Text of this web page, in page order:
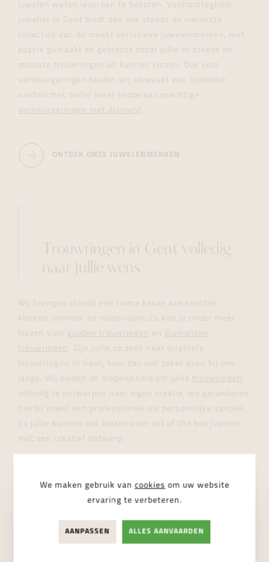
juwelen weten iedereen te bekoren. Vanhoutteghem
juwelier in Gent biedt dan ook steeds de nieuwste
collecties van de meest exclusieve juwelenmerken, met
passie gemaakt en gebracht zodat jullie er steeds de
mooiste trouwringen uit kunnen kiezen. Ook voor
verlovingsringen bieden wij steevast een bijzonder
aanbod met onder meer keuze aan prachtige
verlovingsringen met diamant .
ONTDEK ONZE JUWELENMERKEN
Trouwringen in Gent volledig
naar jullie wens
Wij brengen steeds een ruime keuze aan soorten,
kleuren, vormen en materialen. Zo kan je onder meer
kiezen voor gouden trouwringen en
diamanten
trouwringen . Zijn jullie op zoek naar
, kom dan ook zeker even bij ons
langs. Wij bieden de mogelijkheid om jullie
trouwringen
volledig te ontwerpen naar eigen creatie, wij garanderen
hierbij zowel een professionele als persoonlijke aanpak.
Zo jullie kunnen ook kiezen voor out of the box juwelen
met een creatief ontwerp.
LAAT ONS UW WENSEN WETEN
Gepersonaliseerde trouwringen
We maken gebruik van cookies om uw website
ervaring te verbeteren.
AANPASSEN ALLES AANVAARDEN